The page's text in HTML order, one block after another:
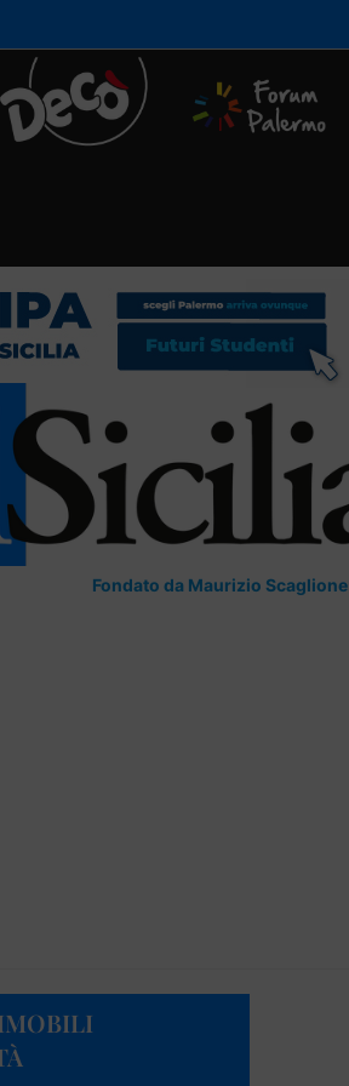
Fondato da Maurizio Scaglione